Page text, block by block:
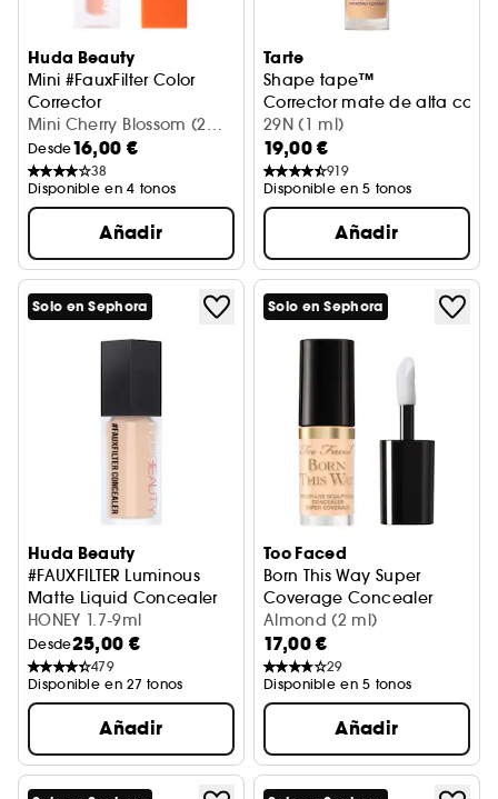
Huda Beauty
Mini #FauxFilter Color
Corrector
Corrector de tono
Mini Cherry Blossom (2
ml)
Desde16,00 €
38
Disponible en 4 tonos
Añadir
Tarte
Shape tape™
Corrector mate de alta
29N (1 ml)
19,00 €
919
Disponible en 5 tonos
Añadir
Solo en Sephora
Huda Beauty
#FAUXFILTER Luminous
Matte Liquid Concealer
Corrector
HONEY 1.7-9ml
Desde25,00 €
479
Disponible en 27 tonos
Añadir
Solo en Sephora
Too Faced
Born This Way Super
Coverage Concealer
Corrector de Viaje
Almond (2 ml)
17,00 €
29
Disponible en 5 tonos
Añadir